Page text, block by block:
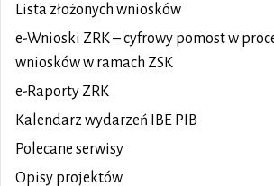
Lista złożonych wniosków
e-Wnioski ZRK – cyfrowy pomost w
wniosków w ramach ZSK
e-Raporty ZRK
Kalendarz wydarzeń IBE PIB
Polecane serwisy
Opisy projektów